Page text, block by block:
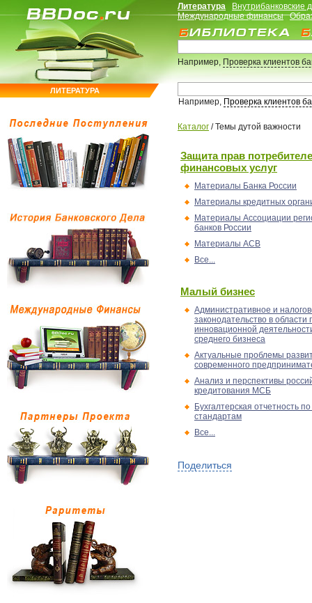
ЛИТЕРАТУРА
Литература
Внутрибанковские
Международные финансы
Например,Проверка клиентов
Например, Проверка клиентов
Каталог /Темы дутой важности
Защита прав
финансовых услуг
Материалы Банка России
Материалы кредитных
Материалы Ассоциации
банков России
Материалы АСВ
Все...
Малый бизнес
Административное и
законодательство в области
инновационной
среднего бизнеса
Актуальные проблемы
современного
Анализ и перспективы
кредитования МСБ
Бухгалтерская отчетность
стандартам
Все...
Поделиться